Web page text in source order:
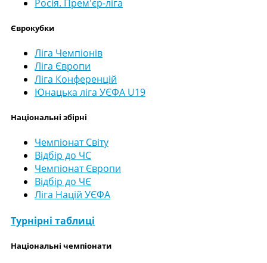
Росія. Прем'єр-ліга
Єврокубки
Ліга Чемпіонів
Ліга Європи
Ліга Конференцій
Юнацька ліга УЄФА U19
Національні збірні
Чемпіонат Світу
Відбір до ЧС
Чемпіонат Європи
Відбір до ЧЄ
Ліга Націй УЄФА
Турнірні таблиці
Національні чемпіонати